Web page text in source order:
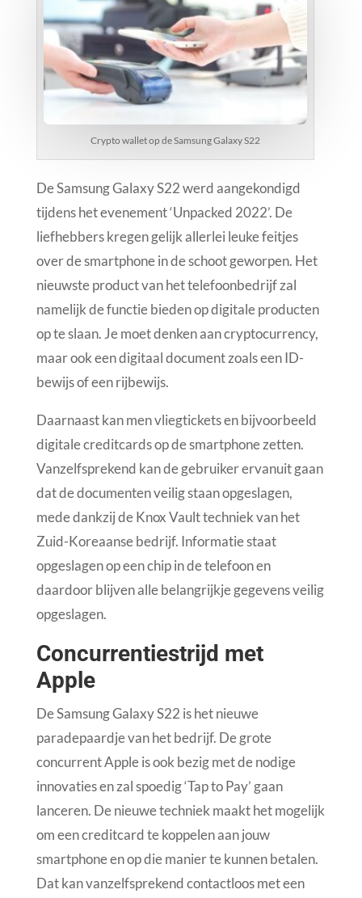
Crypto wallet op de Samsung Galaxy S22
De Samsung Galaxy S22 werd aangekondigd
tijdens het evenement ‘Unpacked 2022’. De
liefhebbers kregen gelijk allerlei leuke feitjes
over de smartphone in de schoot geworpen. Het
nieuwste product van het telefoonbedrijf zal
namelijk de functie bieden op digitale producten
op te slaan. Je moet denken aan cryptocurrency,
maar ook een digitaal document zoals een ID-
bewijs of een rijbewijs.
Daarnaast kan men vliegtickets en bijvoorbeeld
digitale creditcards op de smartphone zetten.
Vanzelfsprekend kan de gebruiker ervanuit gaan
dat de documenten veilig staan opgeslagen,
mede dankzij de Knox Vault techniek van het
Zuid-Koreaanse bedrijf. Informatie staat
opgeslagen op een chip in de telefoon en
daardoor blijven alle belangrijkje gegevens veilig
opgeslagen.
Concurrentiestrijd met
Apple
De Samsung Galaxy S22 is het nieuwe
paradepaardje van het bedrijf. De grote
concurrent Apple is ook bezig met de nodige
innovaties en zal spoedig ‘Tap to Pay’ gaan
lanceren. De nieuwe techniek maakt het mogelijk
om een creditcard te koppelen aan jouw
smartphone en op die manier te kunnen betalen.
Dat kan vanzelfsprekend contactloos met een